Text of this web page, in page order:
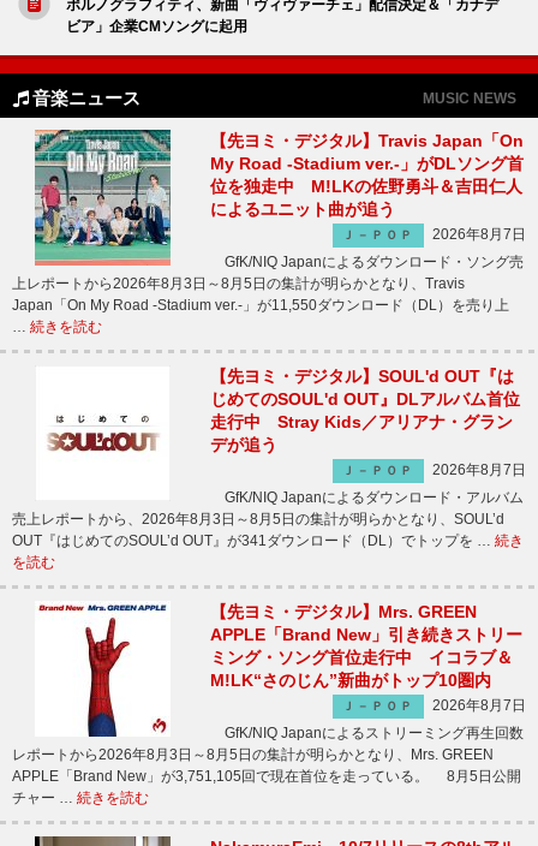
ポルノグラフィティ、新曲「ヴィヴァーチェ」配信決定＆「カナデ
ビア」企業CMソングに起用
音楽ニュース MUSIC NEWS
【先ヨミ・デジタル】Travis Japan「On
My Road -Stadium ver.-」がDLソング首
位を独走中 M!LKの佐野勇斗＆吉田仁人
によるユニット曲が追う
Ｊ－ＰＯＰ
2026年8月7日
GfK/NIQ Japanによるダウンロード・ソング売
上レポートから2026年8月3日～8月5日の集計が明らかとなり、Travis
Japan「On My Road -Stadium ver.-」が11,550ダウンロード（DL）を売り上
… 続きを読む
【先ヨミ・デジタル】SOUL'd OUT『は
じめてのSOUL'd OUT』DLアルバム首位
走行中 Stray Kids／アリアナ・グラン
デが追う
Ｊ－ＰＯＰ
2026年8月7日
GfK/NIQ Japanによるダウンロード・アルバム
売上レポートから、2026年8月3日～8月5日の集計が明らかとなり、SOUL’d
OUT『はじめてのSOUL’d OUT』が341ダウンロード（DL）でトップを … 続き
を読む
【先ヨミ・デジタル】Mrs. GREEN
APPLE「Brand New」引き続きストリー
ミング・ソング首位走行中 イコラブ＆
M!LK“さのじん”新曲がトップ10圏内
Ｊ－ＰＯＰ
2026年8月7日
GfK/NIQ Japanによるストリーミング再生回数
レポートから2026年8月3日～8月5日の集計が明らかとなり、Mrs. GREEN
APPLE「Brand New」が3,751,105回で現在首位を走っている。 8月5日公開
チャー … 続きを読む